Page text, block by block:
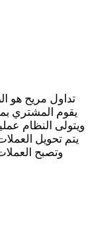
يتم تحويل
وتصبح